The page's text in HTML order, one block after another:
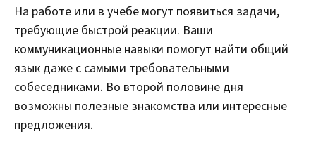
На работе или в учебе могут появиться задачи,
требующие быстрой реакции. Ваши
коммуникационные навыки помогут найти общий
язык даже с самыми требовательными
собеседниками. Во второй половине дня
возможны полезные знакомства или интересные
предложения.